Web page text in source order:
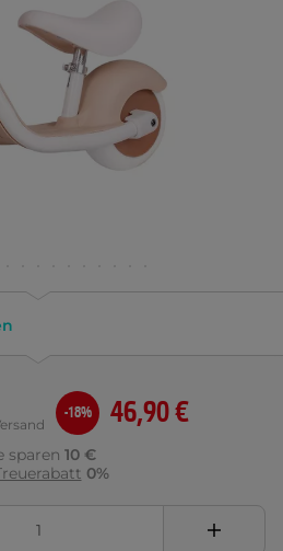
46,90 €
-18%
sparen 10 €
0%